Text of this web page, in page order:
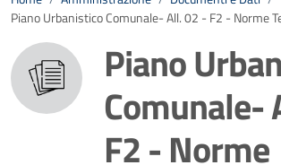
Piano Urbanistico Comunale- All. 02 - F2 - Norme
Piano
Comunale-
F2 - Norme